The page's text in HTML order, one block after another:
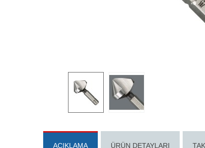
AÇIKLAMA ÜRÜN DETAYLARI